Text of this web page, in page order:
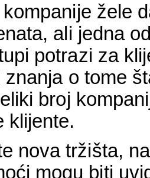
žele
ali jedna
potrazi za
znanja o tome
broj
klijente.
nova tržišta,
mogu biti